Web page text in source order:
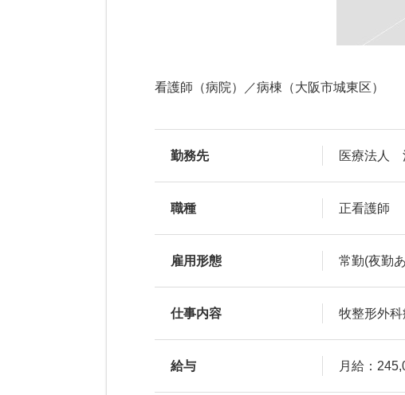
看護師（病院）／病棟（大阪市城東区）
勤務先 医療法人
職種 正看護師
雇用形態 常勤(夜勤
仕事内容 牧整形外
給与 月給：